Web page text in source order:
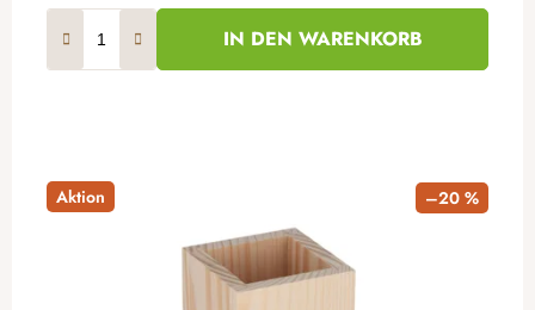
IN DEN WARENKORB
Aktion –20 %